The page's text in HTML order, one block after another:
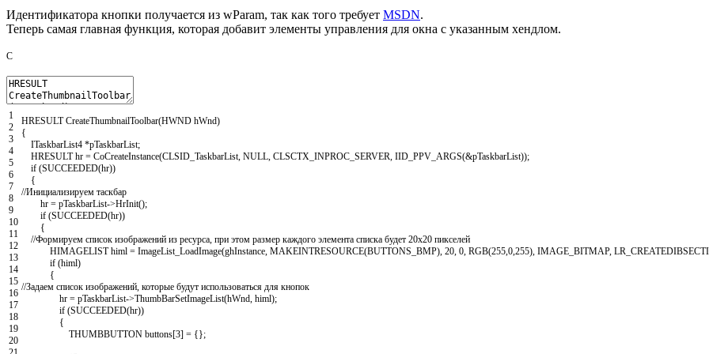
Идентификатора кнопки получается из wParam, так как того требует MSDN.
Теперь самая главная функция, которая добавит элементы управления для окна с указанным хендлом.
C
1
2
3
4
5
6
7
8
9
10
11
12
13
14
15
16
17
18
19
20
HRESULTCreateThumbnailToolbar(HWND hWnd)
{
ITaskbarList4 *pTaskbarList;
HRESULThr = CoCreateInstance(CLSID_TaskbarList, NULL, CLSCTX_INPROC_SERVER, IID_PPV_ARGS(&pTaskbarList));
if (SUCCEEDED(hr))
{
//Инициализируем таскбар
hr = pTaskbarList->HrInit();
if (SUCCEEDED(hr))
{
//Формируем список изображений из ресурса, при этом размер каждого элемента списка будет 20x20 пикселей
HIMAGELISThiml = ImageList_LoadImage(ghInstance, MAKEINTRESOURCE(BUTTONS_BMP), 20, 0, RGB(255,0,255), IMAGE_BITMAP,
if (himl)
{
//Задаем список изображений, которые будут использоваться для кнопок
hr = pTaskbarList->ThumbBarSetImageList(hWnd, himl);
if (SUCCEEDED(hr))
{
THUMBBUTTON buttons[3] = {};